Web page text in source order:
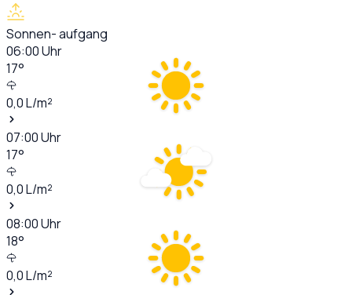
Sonnen- aufgang
06:00Uhr
17°
0,0L/m²
07:00Uhr
17°
0,0L/m²
08:00Uhr
18°
0,0L/m²